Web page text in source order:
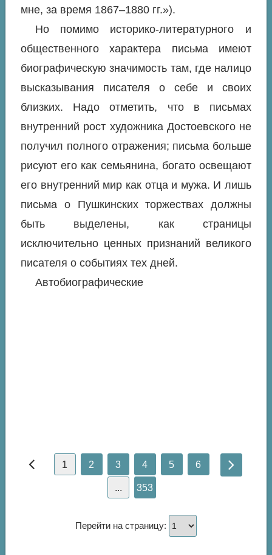
мне, за время 1867–1880 гг.»).
Но помимо историко-литературного и
общественного характера письма имеют
биографическую значимость там, где налицо
высказывания писателя о себе и своих
близких. Надо отметить, что в письмах
внутренний рост художника Достоевского не
получил полного отражения; письма больше
рисуют его как семьянина, богато освещают
его внутренний мир как отца и мужа. И лишь
письма о Пушкинских торжествах должны
быть выделены, как страницы
исключительно ценных признаний великого
писателя о событиях тех дней.
Автобиографические
1 2 3 4 5 6
... 353
Перейти на страницу: